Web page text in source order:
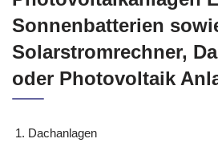
Sonnenbatterien
Solarstromrechner,
oder Photovoltaik
Dachanlagen